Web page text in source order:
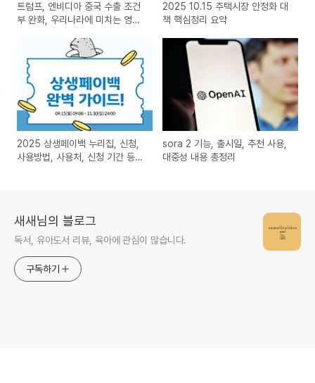
트럼프, 엔비디아 중국 수출 조건
부 완화, 우리나라에 미치는 영향
2025 10.15 주택시장 안정화 대
책 핵심정리 요약
2025 상생페이백 누리집, 신청,
사용방법, 사용처, 신청 기간 등
sora 2 기능, 출시일, 추천 사용,
대중성 내용 총정리
새새님의 블로그
독서, 유아도서 리뷰, 육아에 관심이 많습니다.
구독하기